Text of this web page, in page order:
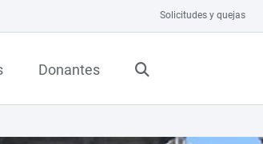
Solicitudes y quejas
Donantes